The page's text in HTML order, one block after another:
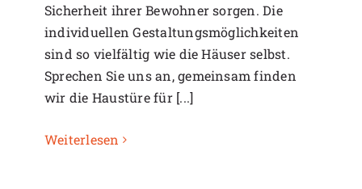
Sicherheit ihrer Bewohner sorgen. Die
individuellen Gestaltungsmöglichkeiten
sind so vielfältig wie die Häuser selbst.
Sprechen Sie uns an, gemeinsam finden
wir die Haustüre für [...]
Weiterlesen